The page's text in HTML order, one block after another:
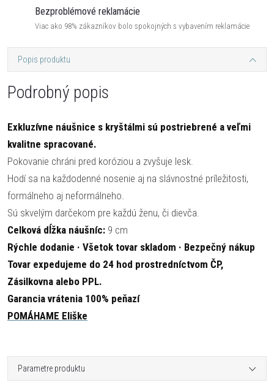
Bezproblémové reklamácie
Viac ako 98% zákazníkov bolo spokojných s vybavením reklamácie
Popis produktu
Podrobný popis
Exkluzívne náušnice s kryštálmi sú postriebrené a veľmi
kvalitne spracované.
Pokovanie chráni pred koróziou a zvyšuje lesk.
Hodí sa na každodenné nosenie aj na slávnostné príležitosti,
formálneho aj neformálneho.
Sú skvelým darčekom pre každú ženu, či dievča.
Celková dĺžka náušníc: 9 cm
Rýchle dodanie · Všetok tovar skladom · Bezpečný nákup
Tovar expedujeme do 24 hod prostredníctvom ČP,
Zásilkovna alebo PPL.
Garancia vrátenia 100% peňazí
POMÁHAME Eliške
Parametre produktu